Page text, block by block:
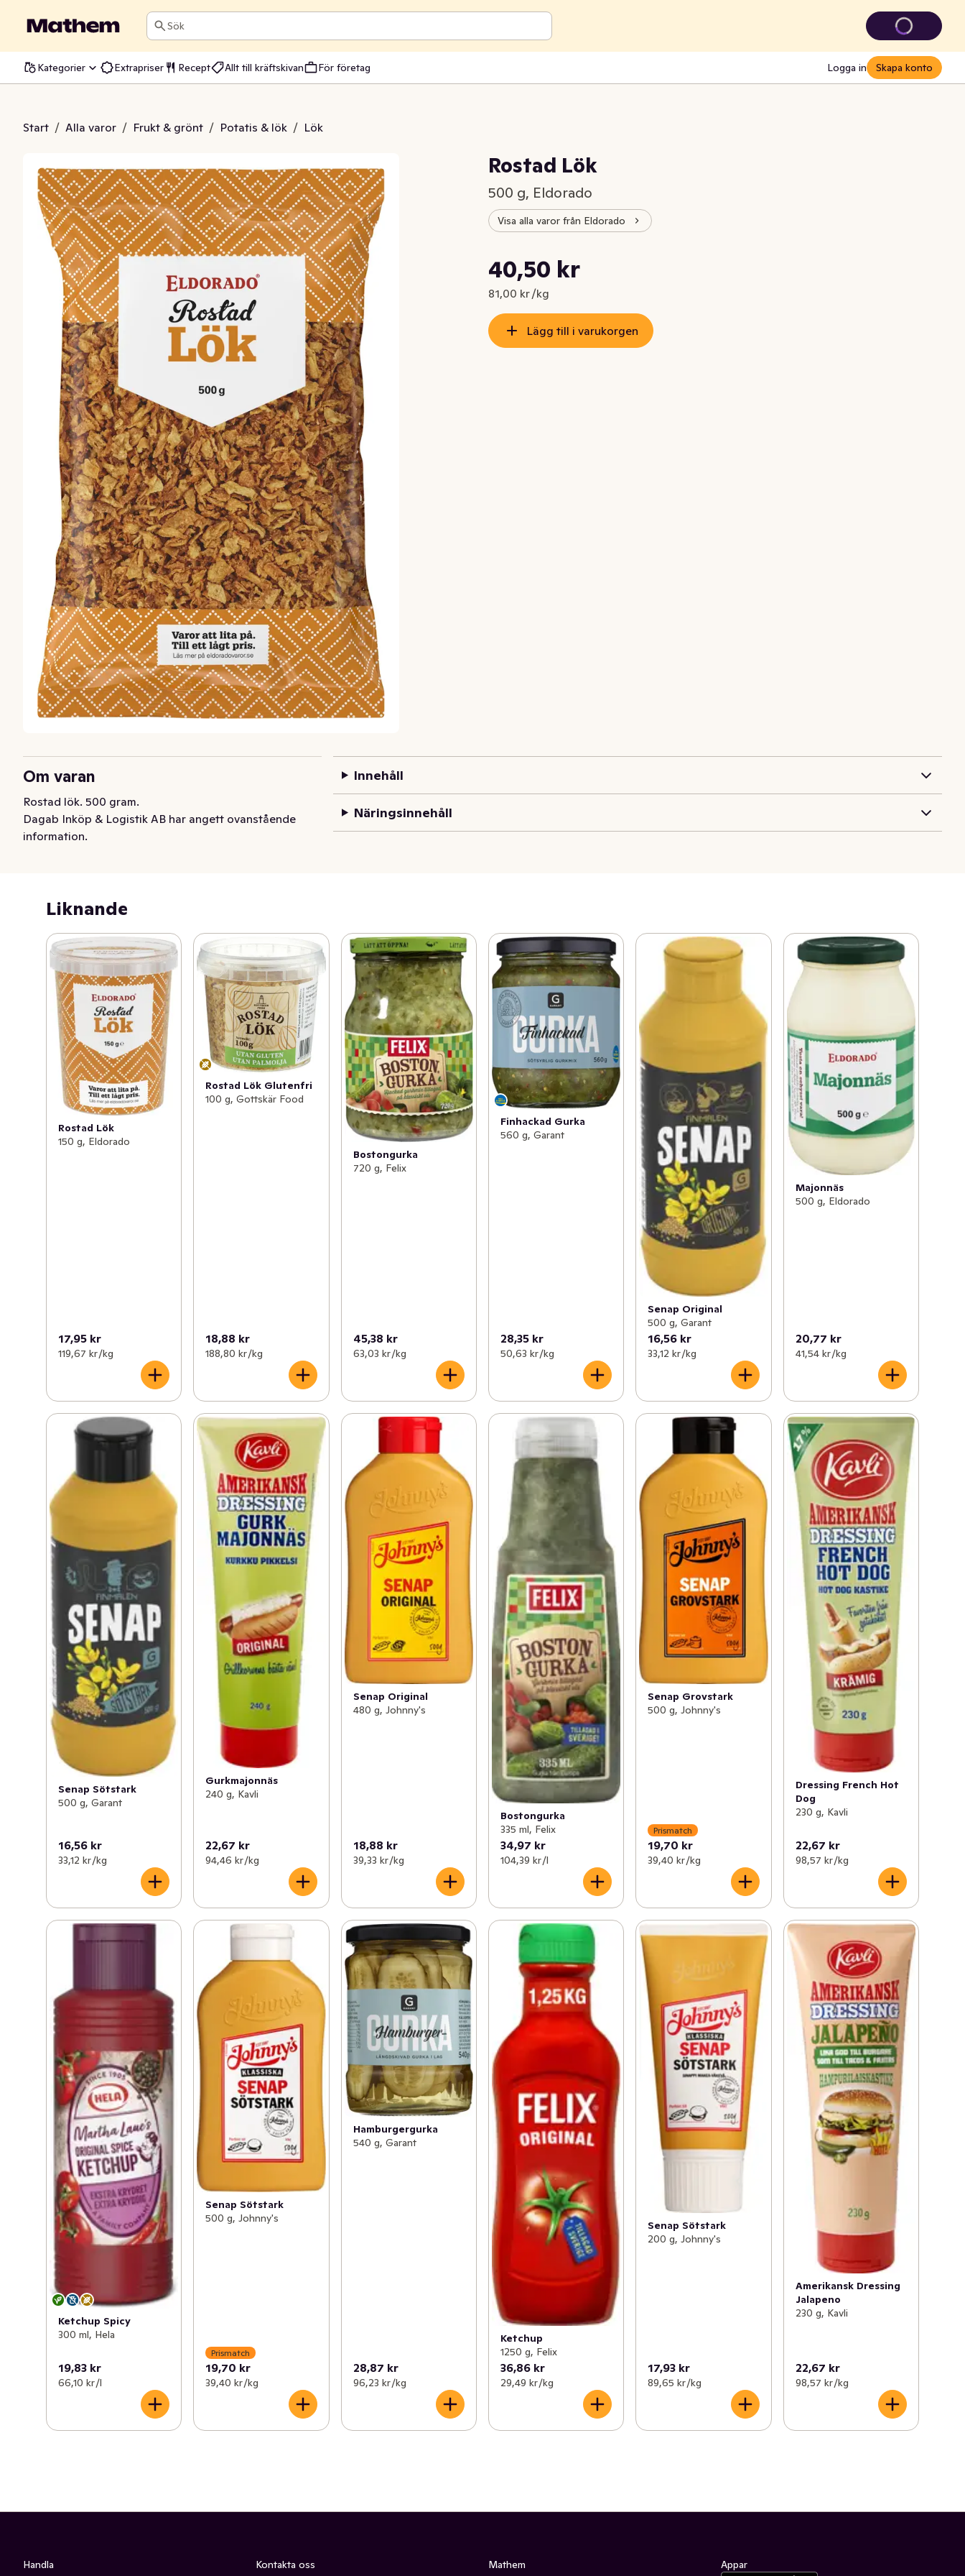
Sök
Kategorier Extrapriser Recept Allt till kräftskivan För företag Logga in Skapa konto
Start / Alla varor / Frukt & grönt / Potatis & lök / Lök
Lök
Rostad Lök
500 g, Eldorado
Visa alla varor från Eldorado
Nuvarande pris är: 40,50 kr
40,50 kr
81,00 kr /kg
Styckpris: 81,00 kr /kg
Lägg till i varukorgen
Om varan
Rostad lök. 500 gram.
Dagab Inköp & Logistik AB har angett ovanstående
information.
Innehåll
Näringsinnehåll
Liknande
Rostad Lök
150 g, Eldorado
17,95 kr
119,67 kr /kg
Rostad Lök Glutenfri
100 g, Gottskär Food
18,88 kr
188,80 kr /kg
Bostongurka
720 g, Felix
45,38 kr
63,03 kr /kg
Finhackad Gurka
560 g, Garant
28,35 kr
50,63 kr /kg
Senap Original
500 g, Garant
16,56 kr
33,12 kr /kg
Majonnäs
500 g, Eldorado
20,77 kr
41,54 kr /kg
Senap Sötstark
500 g, Garant
16,56 kr
33,12 kr /kg
Gurkmajonnäs
240 g, Kavli
22,67 kr
94,46 kr /kg
Senap Original
480 g, Johnny's
18,88 kr
39,33 kr /kg
Bostongurka
335 ml, Felix
34,97 kr
104,39 kr /l
Senap Grovstark
500 g, Johnny's
Prismatch
19,70 kr
39,40 kr /kg
Dressing French Hot
Dog
230 g, Kavli
22,67 kr
98,57 kr /kg
Ketchup Spicy
300 ml, Hela
19,83 kr
66,10 kr /l
Senap Sötstark
500 g, Johnny's
Prismatch
19,70 kr
39,40 kr /kg
Hamburgergurka
540 g, Garant
28,87 kr
96,23 kr /kg
Ketchup
1250 g, Felix
36,86 kr
29,49 kr /kg
Senap Sötstark
200 g, Johnny's
17,93 kr
89,65 kr /kg
Amerikansk Dressing
Jalapeno
230 g, Kavli
22,67 kr
98,57 kr /kg
Handla Kontakta oss Mathem Appar